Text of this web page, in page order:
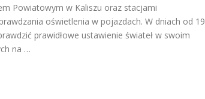
Powiatowym w Kaliszu oraz stacjami
oświetlenia w pojazdach. W dniach od 19
prawidłowe ustawienie świateł w swoim
na …